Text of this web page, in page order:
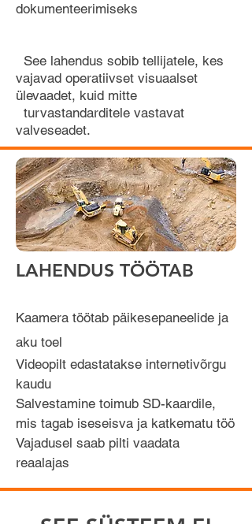
dokumenteerimiseks
See lahendus sobib tellijatele, kes
vajavad operatiivset visuaalset
ülevaadet, kuid mitte
turvastandarditele vastavat
valveseadet.
LAHENDUS TÖÖTAB
Kaamera töötab päikesepaneelide ja
aku toel
Videopilt edastatakse internetivõrgu
kaudu
Salvestamine toimub SD-kaardile,
mis tagab iseseisva ja katkematu töö
Vajadusel saab pilti vaadata
reaalajas